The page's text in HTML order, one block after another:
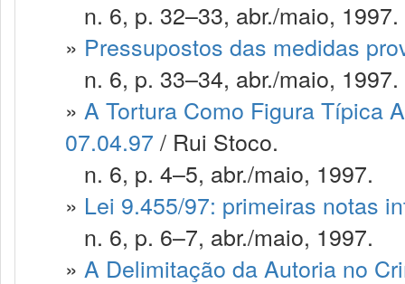
n. 6, p. 32–33, abr./maio, 1997.
» Pressupostos das medidas
n. 6, p. 33–34, abr./maio, 1997.
» A Tortura Como Figura Típica
07.04.97 / Rui Stoco.
n. 6, p. 4–5, abr./maio, 1997.
» Lei 9.455/97: primeiras notas
n. 6, p. 6–7, abr./maio, 1997.
» A Delimitação da Autoria no